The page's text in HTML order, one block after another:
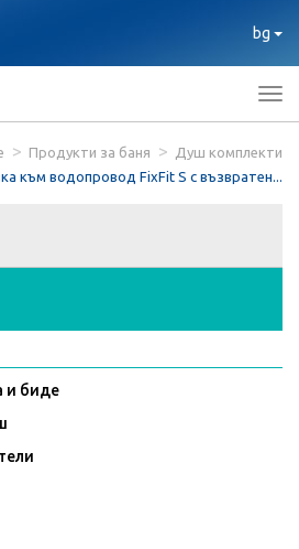
bg
Продукти за баня
Душ комплекти
към водопровод FixFit S с възвратен...
и биде